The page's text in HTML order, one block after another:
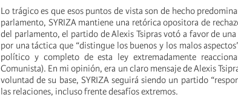
Lo trágico es que esos puntos de vista son de hecho
parlamento, SYRIZA mantiene una retórica opositora de
del parlamento, el partido de Alexis Tsipras votó a favor de
por una táctica que “distingue los buenos y los malos
político y completo de esta ley extremadamente
Comunista). En mi opinión, era un claro mensaje de Alexis
voluntad de su base, SYRIZA seguirá siendo un partido
las relaciones, incluso frente desafíos extremos.